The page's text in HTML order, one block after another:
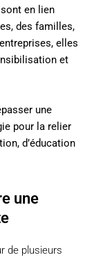
sont en lien
des familles,
elles
et
une
pour la relier
d’éducation
une
de plusieurs